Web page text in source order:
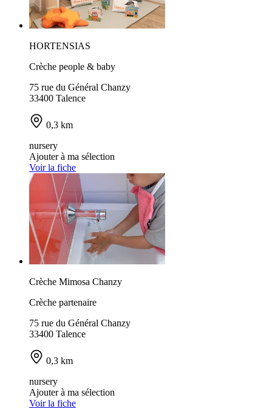
HORTENSIAS
Crèche people & baby
75 rue du Général Chanzy
33400 Talence
0,3 km
nursery
Ajouter à ma sélection
Voir la fiche
Crèche Mimosa Chanzy
Crèche partenaire
75 rue du Général Chanzy
33400 Talence
0,3 km
nursery
Ajouter à ma sélection
Voir la fiche